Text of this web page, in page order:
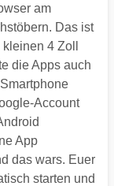
am
Das ist
4 Zoll
die Apps auch
Account
App
das wars. Euer
starten und